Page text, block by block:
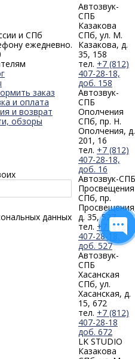
и СПб
ежедневно.
заказ
и оплата
и возврат
обзоры
данных
Автозвук-
СПБ
Казакова
СПб, ул. М.
Казакова, д.
35, 158
тел. +7 (812)
407-28-18,
доб. 158
Автозвук-
СПБ
Ополчения
СПб, пр. Н.
Ополчения, д.
201, 16
тел. +7 (812)
407-28-18,
доб. 16
Автозвук-СПБ
Просвещения
СПб, пр.
д. 35, 527
тел. +7 (812)
407-28-18,
доб. 527
Автозвук-
СПБ
Хасанская
СПб, ул.
Хасанская, д.
15, 672
тел. +7 (812)
407-28-18
доб. 672
LK STUDIO
Казакова